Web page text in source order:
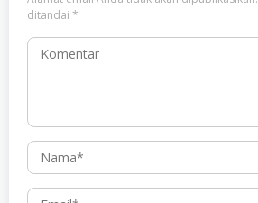
ditandai *